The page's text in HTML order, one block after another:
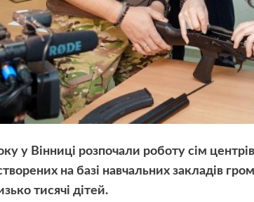
у Вінниці розпочали роботу сім
на базі навчальних закладів
тисячі дітей.